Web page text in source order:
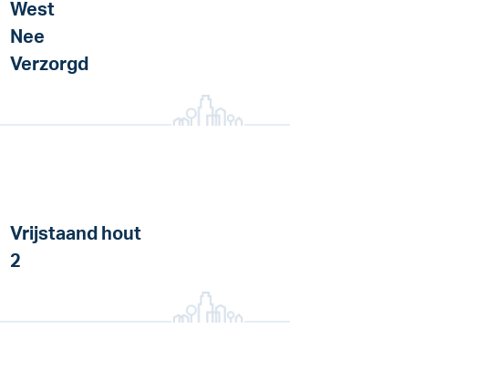
West
Nee
Verzorgd
Vrijstaand hout
2